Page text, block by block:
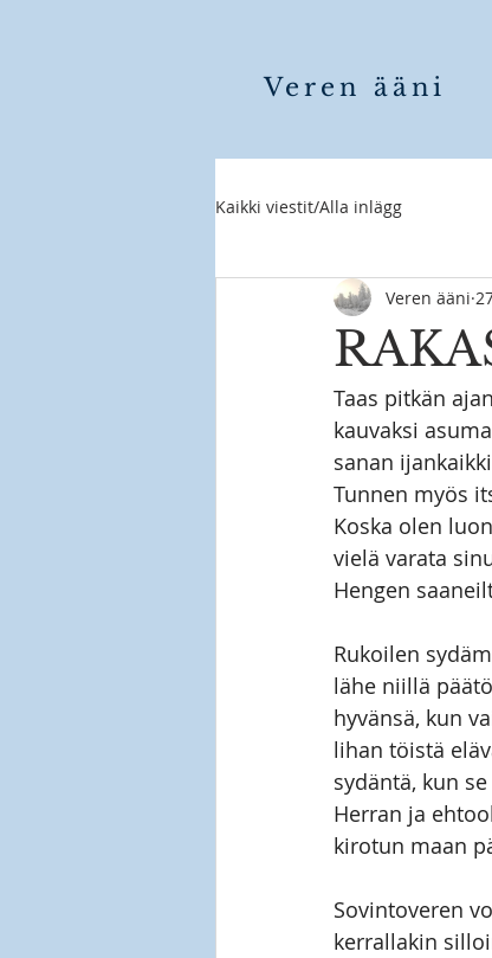
Veren ääni
Kaikki viestit/Alla inlägg
Veren ääni
Taas pitkän
kauvaksi
sanan
Tunnen myös
Koska olen
vielä varata
Hengen
Rukoilen
lähe niillä
hyvänsä, kun
lihan töistä
sydäntä, kun
Herran ja
kirotun maan
Sovintoveren
kerrallakin